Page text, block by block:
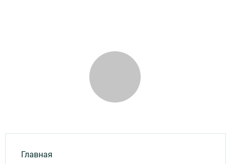
Главная